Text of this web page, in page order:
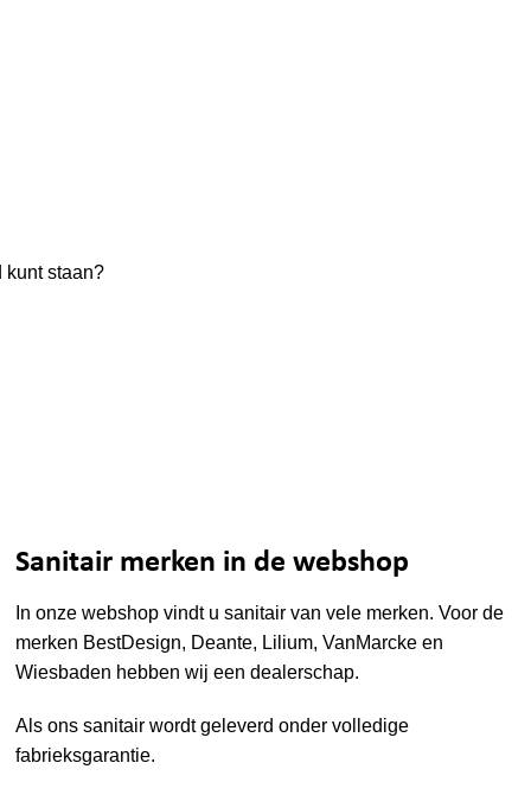
kunt staan?
Sanitair merken in de webshop
In onze webshop vindt u sanitair van vele merken. Voor de
merken BestDesign, Deante, Lilium,VanMarcke en
Wiesbaden hebben wij een dealerschap.
Als ons sanitair wordt geleverd onder volledige
fabrieksgarantie.